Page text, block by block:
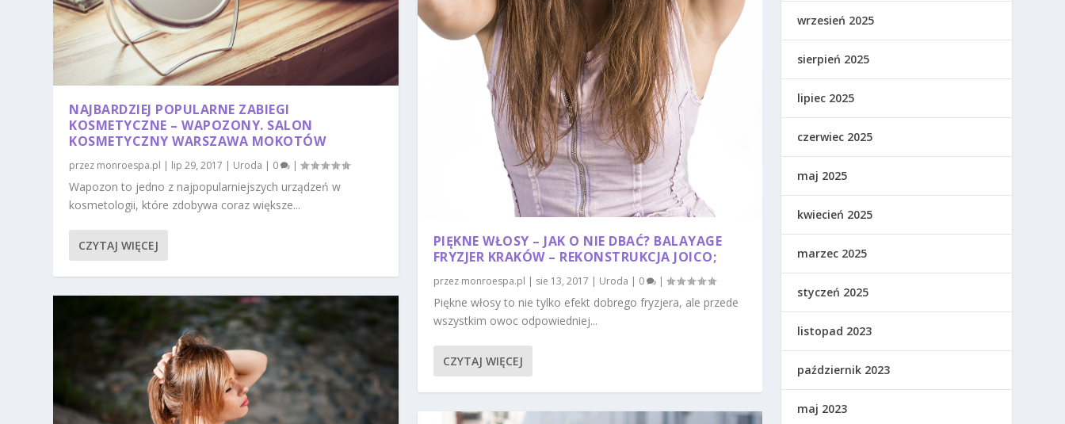
NAJBARDZIEJ POPULARNE ZABIEGI
KOSMETYCZNE – WAPOZONY. SALON
KOSMETYCZNY WARSZAWA MOKOTÓW
przez monroespa.pl | lip 29, 2017 | Uroda | 0 |
Wapozon to jedno z najpopularniejszych urządzeń w
kosmetologii, które zdobywa coraz większe...
CZYTAJ WIĘCEJ
PIĘKNE WŁOSY – JAK O NIE DBAĆ? BALAYAGE
FRYZJER KRAKÓW – REKONSTRUKCJA JOICO;
przez monroespa.pl | sie 13, 2017 | Uroda | 0 |
Piękne włosy to nie tylko efekt dobrego fryzjera, ale przede
wszystkim owoc odpowiedniej...
CZYTAJ WIĘCEJ
wrzesień 2025
sierpień 2025
lipiec 2025
czerwiec 2025
maj 2025
kwiecień 2025
marzec 2025
styczeń 2025
listopad 2023
październik 2023
maj 2023